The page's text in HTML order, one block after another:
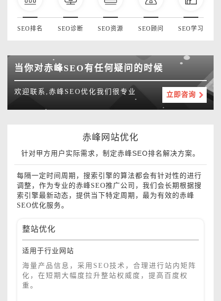
SEO排名 SEO诊断 SEO资源 SEO顾问 SEO学习
当你对赤峰SEO有任何疑问的时候
欢迎联系,赤峰SEO优化我们很专业 立即咨询
赤峰网站优化
针对甲方用户实际需求，制定赤峰SEO排名解决方案。
每隔一定时间周期，搜索引擎的算法都会有针对性的进行
调整，作为专业的赤峰SEO推广公司，我们会长期根据搜
索引擎最新动态，提供当下特定周期，最为有效的赤峰
SEO优化服务。
整站优化
适用于行业网站
海量产品信息，采用SEO技术，合理进行站内矩阵
化，在短期大幅度拉升整站权威度，提高百度权
重。